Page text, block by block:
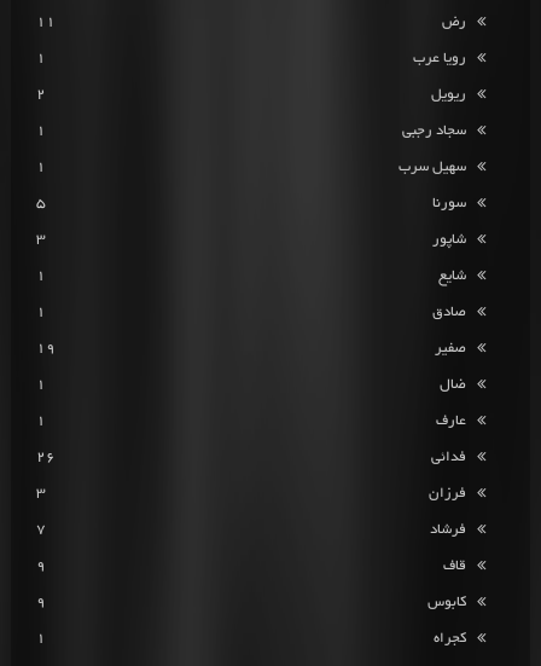
رض 11
رویا عرب 1
ریویل 2
سجاد رجبی 1
سهیل سرب 1
سورنا 5
شاپور 3
شایع 1
صادق 1
صفیر 19
ضال 1
عارف 1
فدائی 26
فرزان 3
فرشاد 7
قاف 9
کابوس 9
کجراه 1